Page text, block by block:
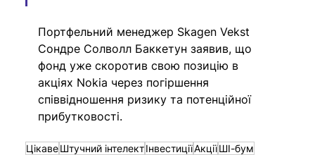
Портфельний менеджер Skagen Vekst
Сондре Солволл Баккетун заявив, що
фонд уже скоротив свою позицію в
акціях Nokia через погіршення
співвідношення ризику та потенційної
прибутковості.
ЦікавеШтучний інтелектІнвестиціїАкціїШІ-бум